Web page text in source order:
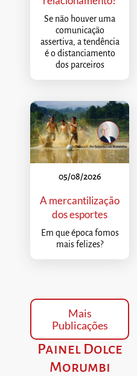
Se não houver uma
comunicação
assertiva, a tendência
é o distanciamento
dos parceiros
05/08/2026
A mercantilização
dos esportes
Em que época fomos
mais felizes?
Mais
Publicações
Painel Dolce
Morumbi